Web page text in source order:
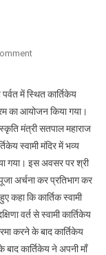
On
स्थित
कार्तिकेय
स्वामी
मंदिर
में
हुई
भव्य
108
बालमपुरी
शंख
में स्थित कार्तिकेय
का आयोजन किया गया।
मंत्री सतपाल महाराज
स्वामी मंदिर में भव्य
गया। इस अवसर पर श्री
अर्चना कर प्रतिभाग कर
कहा कि कार्तिक स्वामी
वर्त से स्वामी कार्तिकेय
करने के बाद कार्तिकेय
बाद कार्तिकेय ने अपनी माँ